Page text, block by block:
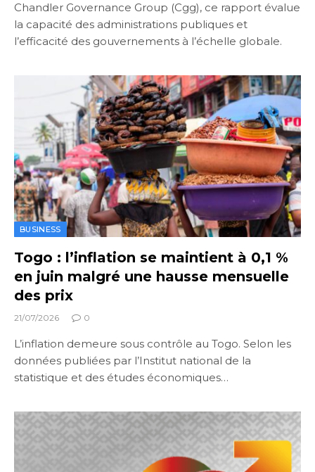
Chandler Governance Group (Cgg), ce rapport évalue
la capacité des administrations publiques et
l’efficacité des gouvernements à l’échelle globale.
BUSINESS
Togo : l’inflation se maintient à 0,1 %
en juin malgré une hausse mensuelle
des prix
21/07/2026 0
L’inflation demeure sous contrôle au Togo. Selon les
données publiées par l’Institut national de la
statistique et des études économiques…